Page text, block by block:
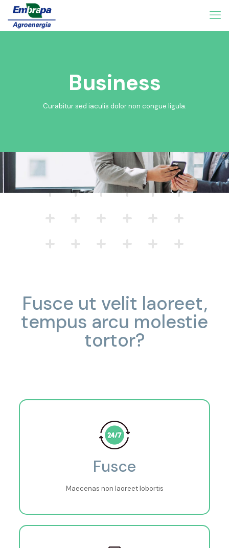
Business
Curabitur sed iaculis dolor non congue ligula.
Fusce ut velit laoreet,
tempus arcu molestie
tortor?
Fusce
Maecenas non laoreet lobortis